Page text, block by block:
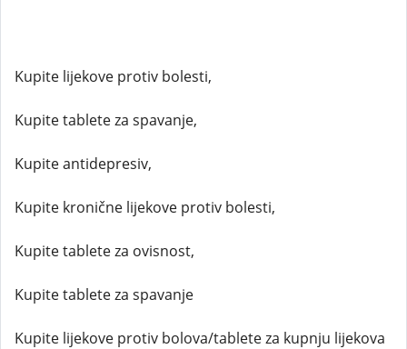
Kupite lijekove protiv bolesti,
Kupite tablete za spavanje,
Kupite antidepresiv,
Kupite kronične lijekove protiv bolesti,
Kupite tablete za ovisnost,
Kupite tablete za spavanje
Kupite lijekove protiv bolova/tablete za kupnju lijekova